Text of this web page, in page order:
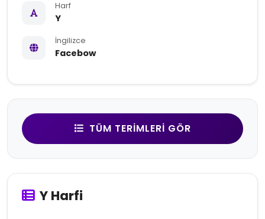
Harf
Y
İngilizce
Facebow
TÜM TERIMLERI GÖR
Y Harfi